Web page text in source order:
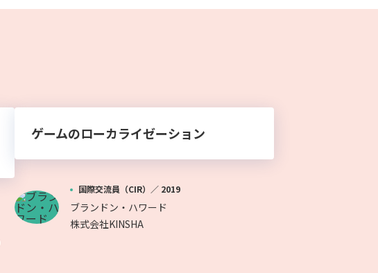
ゲームのローカライゼーション
国際交流員（CIR）／ 2019
ブランドン・ハワード
株式会社KINSHA